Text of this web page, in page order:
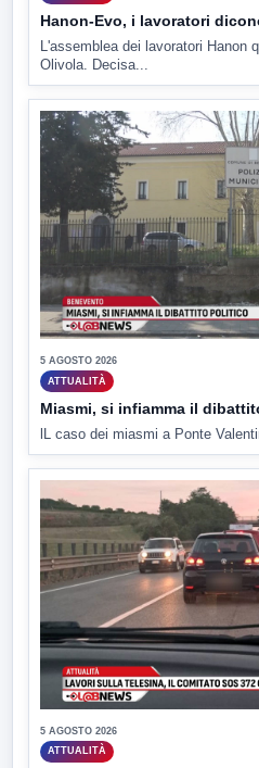
Hanon-Evo, i lavoratori
L'assemblea dei lavoratori Hanon
Olivola. Decisa...
5 AGOSTO 2026
ATTUALITÀ
Miasmi, si infiamma il
lL caso dei miasmi a Ponte
5 AGOSTO 2026
ATTUALITÀ